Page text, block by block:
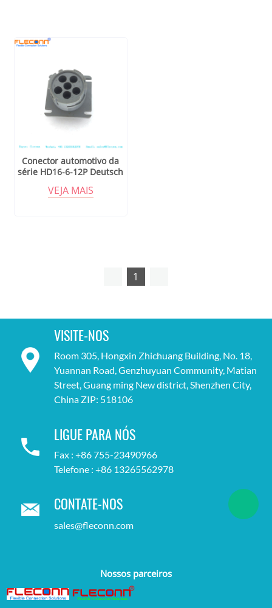
Conector automotivo da
série HD16-6-12P Deutsch
VEJA MAIS
1
VISITE-NOS
Room 305, Hongxin Zhichuang Building, No. 18,
Yuannan Road, Genzhuyuan Community, Matian
Street, Guang ming New district, Shenzhen City,
China ZIP: 518106
LIGUE PARA NÓS
Fax : +86 755-23490966
Telefone : +86 13265562978
CONTATE-NOS
sales@fleconn.com
Nossos parceiros